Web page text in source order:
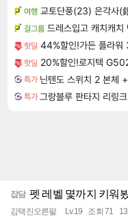
여행 교토단풍(23) 은각사(
걸그룹 드레스입고 캐치캐치
핫딜 44%할인!가든 플라워
핫딜 20%할인!로지텍
특가
특가
잡담 펫 레벨 몇까지 키워
김택진오른팔 Lv.19 조회 71